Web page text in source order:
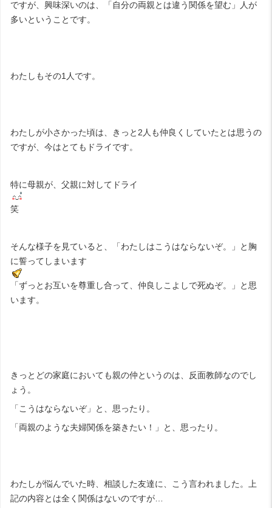
ですが、興味深いのは、「自分の両親とは違う関係を望む」人が
多いということです。
わたしもその1人です。
わたしが小さかった頃は、きっと2人も仲良くしていたとは思うの
ですが、今はとてもドライです。
特に母親が、父親に対してドライ
笑
そんな様子を見ていると、「わたしはこうはならないぞ。」と胸
に誓ってしまいます
「ずっとお互いを尊重し合って、仲良しこよしで死ぬぞ。」と思
います。
きっとどの家庭においても親の仲というのは、反面教師なのでし
ょう。
「こうはならないぞ」と、思ったり。
「両親のような夫婦関係を築きたい！」と、思ったり。
わたしが悩んでいた時、相談した友達に、こう言われました。上
記の内容とは全く関係はないのですが…